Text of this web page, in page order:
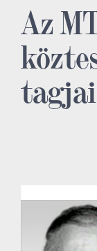
Az
tagjai